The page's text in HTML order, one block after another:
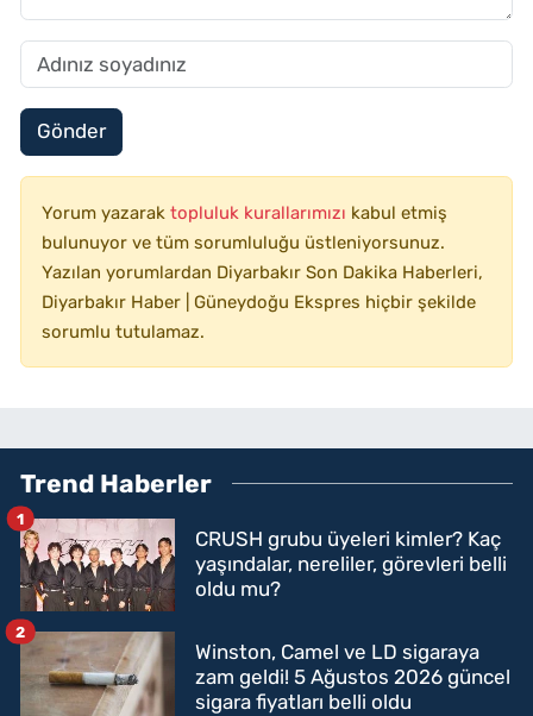
Gönder
Yorum yazarak topluluk kurallarımızı kabul etmiş
bulunuyor ve tüm sorumluluğu üstleniyorsunuz.
Yazılan yorumlardan Diyarbakır Son Dakika Haberleri,
Diyarbakır Haber | Güneydoğu Ekspres hiçbir şekilde
sorumlu tutulamaz.
Trend Haberler
CRUSH grubu üyeleri kimler? Kaç
yaşındalar, nereliler, görevleri belli
oldu mu?
1
Winston, Camel ve LD sigaraya
zam geldi! 5 Ağustos 2026 güncel
sigara fiyatları belli oldu
2